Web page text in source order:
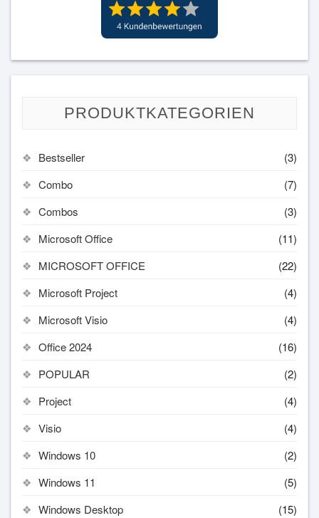
PRODUKTKATEGORIEN
Bestseller
(3)
Combo
(7)
Combos
(3)
Microsoft Office
(11)
MICROSOFT OFFICE
(22)
Microsoft Project
(4)
Microsoft Visio
(4)
Office 2024
(16)
POPULAR
(2)
Project
(4)
Visio
(4)
Windows 10
(2)
Windows 11
(5)
Windows Desktop
(15)